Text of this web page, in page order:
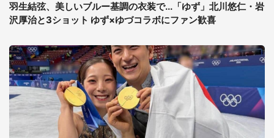
羽生結弦、美しいブルー基調の衣装で...「ゆず」北川悠仁・岩
沢厚治と3ショット ゆず×ゆづコラボにファン歓喜